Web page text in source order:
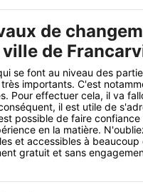
de
ville de
se font au niveau des
importants. C'est
Pour effectuer cela, il va
il est utile de
possible de faire
en la matière.
et accessibles à
gratuit et sans